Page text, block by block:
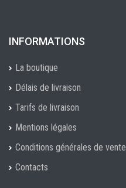
INFORMATIONS
La boutique
Délais de livraison
Tarifs de livraison
Mentions légales
Conditions générales de vente
Contacts